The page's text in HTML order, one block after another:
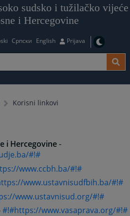
sudsko i tužilačko vijeće
i Hercegovine
Српски English Prijava
Korisni linkovi
i Hercegovine-
#!#
www.ccbh.ba/#!#
www.ustavnisudfbih.ba/#!#
www.ustavnisud.org/#!#
#!#https://www.vasaprava.org/#!#